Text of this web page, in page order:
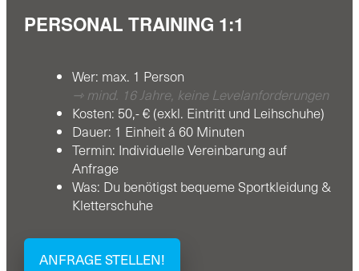
PERSONAL TRAINING 1:1
Wer: max. 1 Person
⇾ mind. 16 Jahre, keine Levelanforderungen
Kosten: 50,- € (exkl. Eintritt und Leihschuhe)
Dauer: 1 Einheit á 60 Minuten
Termin: Individuelle Vereinbarung auf
Anfrage
Was: Du benötigst bequeme Sportkleidung &
Kletterschuhe
ANFRAGE STELLEN!